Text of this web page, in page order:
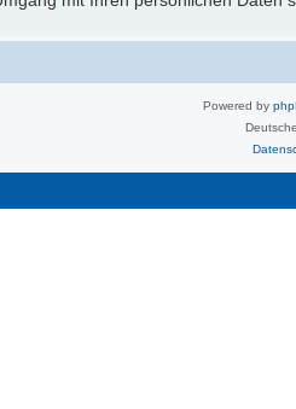
Powered by